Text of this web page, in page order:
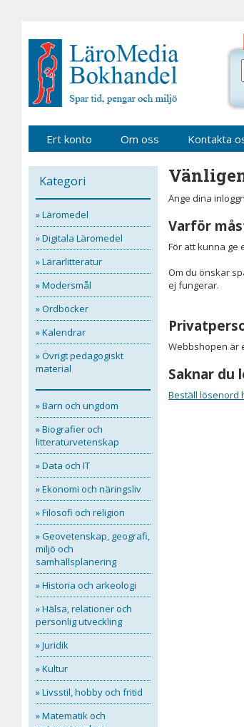
Ert konto Om oss Kontakta
Kategori
» Läromedel
» Digitala Läromedel
» Lärarlitteratur
» Modersmål
» Ordböcker
» Kalendrar
» Övrigt pedagogiskt
material
» Barn och ungdom
» Biografier och
litteraturvetenskap
» Data och IT
» Ekonomi och näringsliv
» Filosofi och religion
» Geovetenskap, geografi,
miljö och
samhällsplanering
» Historia och arkeologi
» Hälsa, relationer och
personlig utveckling
» Juridik
» Kultur
» Livsstil, hobby och fritid
» Matematik och
Ange dina
Varför
För att kunna ge
Om du önskar
ej fungerar.
Webbshopen är
Saknar du
Beställ lösenord